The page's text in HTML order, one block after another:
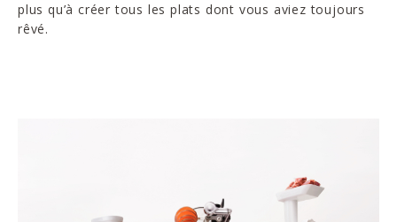
plus qu’à créer tous les plats dont vous aviez toujours
rêvé.